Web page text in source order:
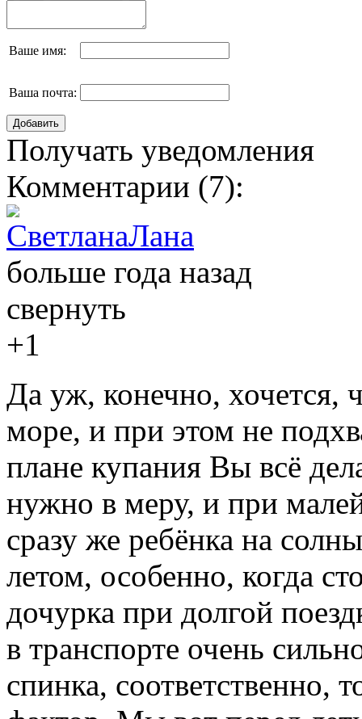
Ваше имя:
Ваша почта:
Получать уведомления
Комментарии (7):
СветланаЛана
больше года назад
свернуть
+1
Да уж, конечно, хочется,
море, и при этом не
плане купания Вы всё
нужно в меру, и при
сразу же ребёнка на
летом, особенно, когда
дочурка при долгой
в транспорте очень
спинка, соответственно,